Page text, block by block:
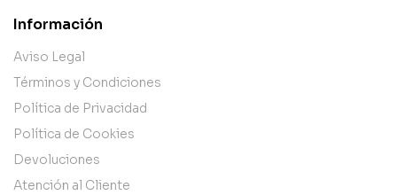
Información
Aviso Legal
Términos y Condiciones
Política de Privacidad
Política de Cookies
Devoluciones
Atención al Cliente